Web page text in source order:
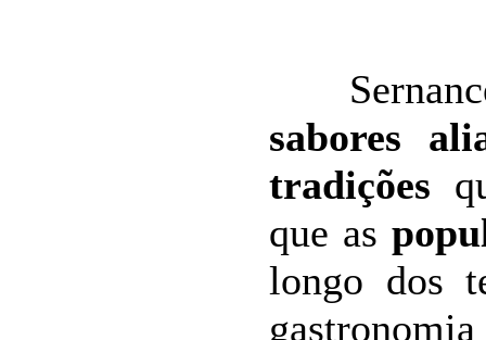
sabores
tradições
que as
longo dos